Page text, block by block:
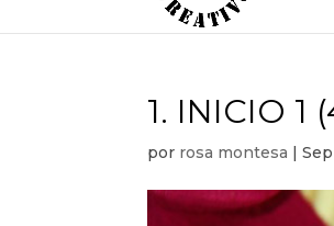
1. INICIO 1
por rosa montesa |